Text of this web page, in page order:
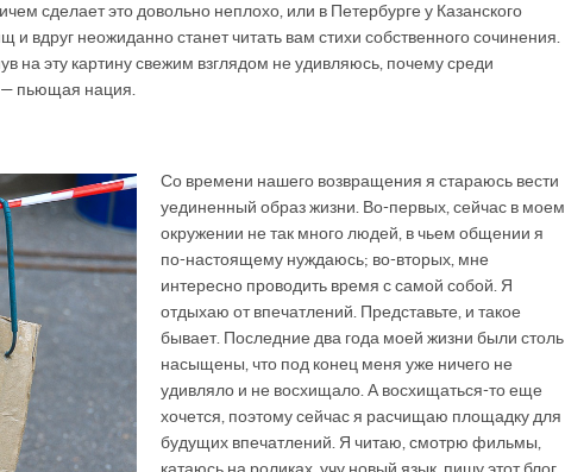
сделает это довольно неплохо, или в Петербурге у Казанского
вдруг неожиданно станет читать вам стихи собственного сочинения.
на эту картину свежим взглядом не удивляюсь, почему среди
— пьющая нация.
Со времени нашего возвращения я стараюсь вести
уединенный образ жизни. Во-первых, сейчас в моем
окружении не так много людей, в чьем общении я
по-настоящему нуждаюсь; во-вторых, мне
интересно проводить время с самой собой. Я
отдыхаю от впечатлений. Представьте, и такое
бывает. Последние два года моей жизни были столь
насыщены, что под конец меня уже ничего не
удивляло и не восхищало. А восхищаться-то еще
хочется, поэтому сейчас я расчищаю площадку для
будущих впечатлений. Я читаю, смотрю фильмы,